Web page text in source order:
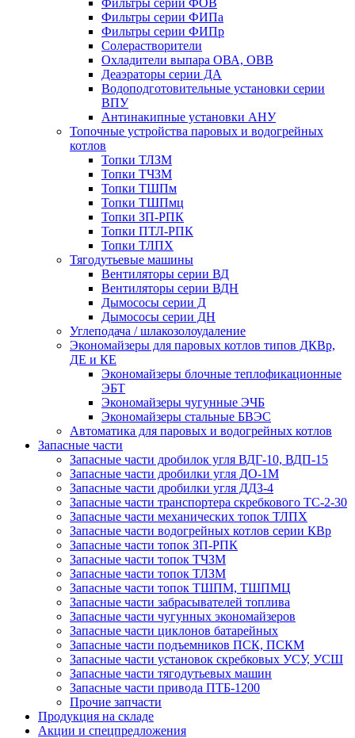
Фильтры серии ФИПа
Фильтры серии ФИПр
Солерастворители
Охладители выпара ОВА, ОВВ
Деаэраторы серии ДА
Водоподготовительные установки серии
ВПУ
Антинакипные установки АНУ
Топочные устройства паровых и водогрейных
котлов
Топки ТЛЗМ
Топки ТЧЗМ
Топки ТШПм
Топки ТШПмц
Топки ЗП-РПК
Топки ПТЛ-РПК
Топки ТЛПХ
Тягодутьевые машины
Вентиляторы серии ВД
Вентиляторы серии ВДН
Дымососы серии Д
Дымососы серии ДН
Углеподача / шлакозолоудаление
Экономайзеры для паровых котлов типов ДКВр,
ДЕ и КЕ
Экономайзеры блочные теплофикационные
ЭБТ
Экономайзеры чугунные ЭЧБ
Экономайзеры стальные БВЭС
Автоматика для паровых и водогрейных котлов
Запасные части
Запасные части дробилок угля ВДГ-10, ВДП-15
Запасные части дробилки угля ДО-1М
Запасные части дробилки угля ДДЗ-4
Запасные части транспортера скребкового ТС-2-30
Запасные части механических топок ТЛПХ
Запасные части водогрейных котлов серии КВр
Запасные части топок ЗП-РПК
Запасные части топок ТЧЗМ
Запасные части топок ТЛЗМ
Запасные части топок ТШПМ, ТШПМЦ
Запасные части забрасывателей топлива
Запасные части чугунных экономайзеров
Запасные части циклонов батарейных
Запасные части подъемников ПСК, ПСКМ
Запасные части установок скребковых УСУ, УСШ
Запасные части тягодутьевых машин
Запасные части привода ПТБ-1200
Прочие запчасти
Продукция на складе
Акции и спецпредложения